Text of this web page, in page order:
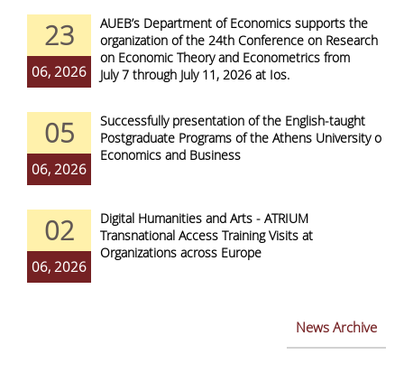
23
06, 2026
AUEB’s Department of Economics supports the
organization of the 24th Conference on Research
on Economic Theory and Econometrics from
July 7 through July 11, 2026 at Ios.
05
06, 2026
Successfully presentation of the English-taught
Postgraduate Programs of the Athens University of
Economics and Business
02
06, 2026
Digital Humanities and Arts - ATRIUM
Transnational Access Training Visits at
Organizations across Europe
News Archive